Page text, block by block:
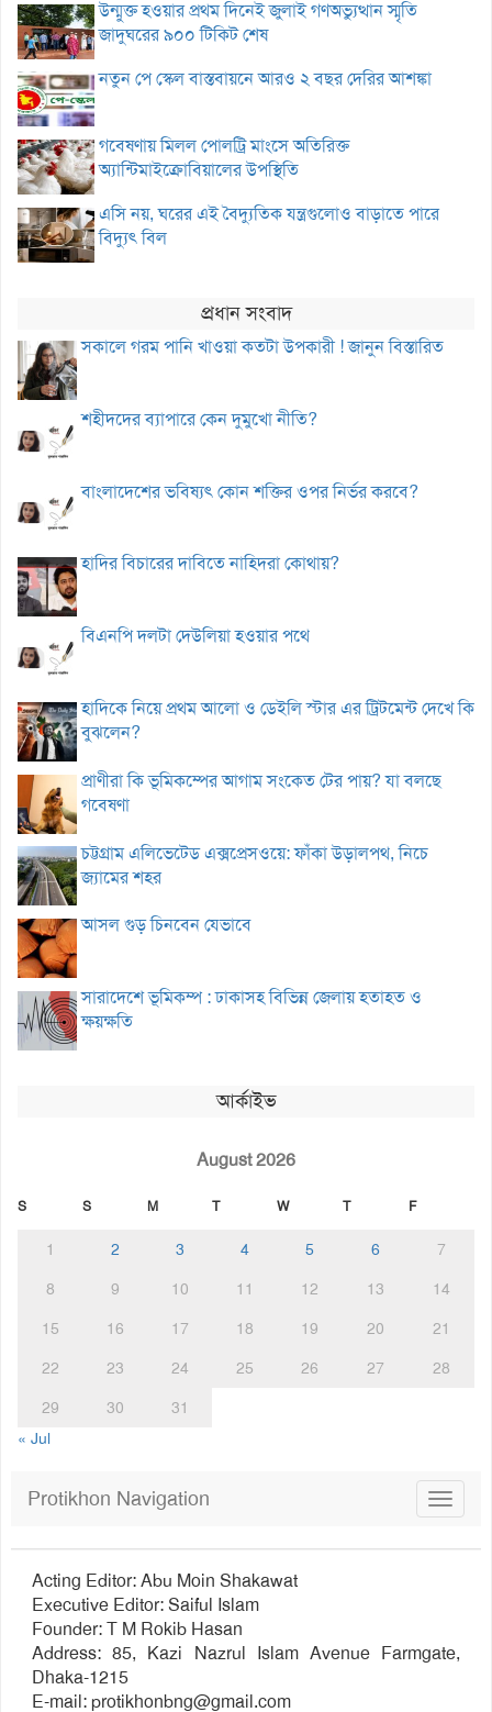
উন্মুক্ত হওয়ার প্রথম দিনেই জুলাই গণঅভ্যুত্থান স্মৃতি
জাদুঘরের ৯০০ টিকিট শেষ
নতুন পে স্কেল বাস্তবায়নে আরও ২ বছর দেরির আশঙ্কা
গবেষণায় মিলল পোলট্রি মাংসে অতিরিক্ত
অ্যান্টিমাইক্রোবিয়ালের উপস্থিতি
এসি নয়, ঘরের এই বৈদ্যুতিক যন্ত্রগুলোও বাড়াতে পারে
বিদ্যুৎ বিল
প্রধান সংবাদ
সকালে গরম পানি খাওয়া কতটা উপকারী ! জানুন বিস্তারিত
শহীদদের ব্যাপারে কেন দুমুখো নীতি?
বাংলাদেশের ভবিষ্যৎ কোন শক্তির ওপর নির্ভর করবে?
হাদির বিচারের দাবিতে নাহিদরা কোথায়?
বিএনপি দলটা দেউলিয়া হওয়ার পথে
হাদিকে নিয়ে প্রথম আলো ও ডেইলি স্টার এর ট্রিটমেন্ট দেখে কি
বুঝলেন?
প্রাণীরা কি ভূমিকম্পের আগাম সংকেত টের পায়? যা বলছে
গবেষণা
চট্টগ্রাম এলিভেটেড এক্সপ্রেসওয়ে: ফাঁকা উড়ালপথ, নিচে
জ্যামের শহর
আসল গুড় চিনবেন যেভাবে
সারাদেশে ভূমিকম্প : ঢাকাসহ বিভিন্ন জেলায় হতাহত ও
ক্ষয়ক্ষতি
আর্কাইভ
August 2026
S S M T W T F
1 2 3 4 5 6
7
8
9 10 11 12 13
14
15
16 17 18 19 20
21
22
23 24 25 26 27
28
29
30
31
« Jul
Toggle
Protikhon Navigation
Acting Editor: Abu Moin Shakawat
Executive Editor: Saiful Islam
Founder: T M Rokib Hasan
Address: 85, Kazi Nazrul Islam Avenue Farmgate,
Dhaka-1215
E-mail:protikhonbng@gmail.com